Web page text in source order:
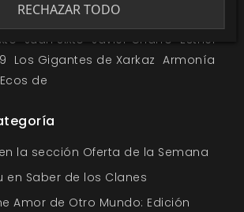
Voldor
Juan Sixto Javier Charro
Esther
Los Gigantes de Xarkaz Armonía
Ecos de
la sección Oferta de la Semana
en Saber de los Clanes
Amor de Otro Mundo: Edición
RECHAZAR TODO